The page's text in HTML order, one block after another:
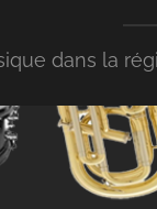
dans la